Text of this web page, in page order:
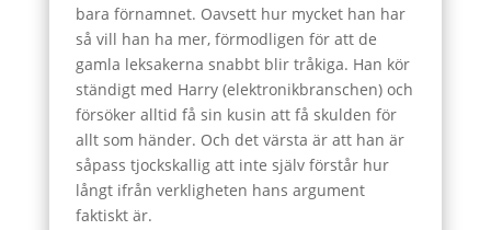
bara förnamnet. Oavsett hur mycket han har
så vill han ha mer, förmodligen för att de
gamla leksakerna snabbt blir tråkiga. Han kör
ständigt med Harry (elektronikbranschen) och
försöker alltid få sin kusin att få skulden för
allt som händer. Och det värsta är att han är
såpass tjockskallig att inte själv förstår hur
långt ifrån verkligheten hans argument
faktiskt är.